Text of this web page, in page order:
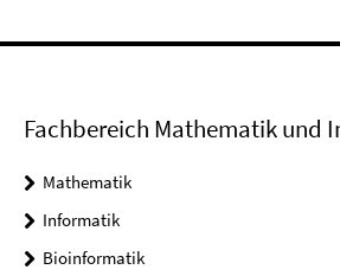
Fachbereich Mathematik und
Mathematik
Informatik
Bioinformatik